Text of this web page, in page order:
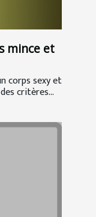
mince et
corps sexy et
critères...